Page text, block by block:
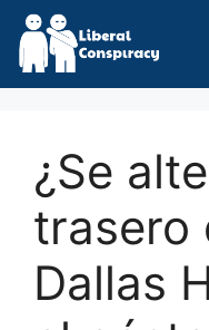
Skip
content
¿Se
trasero
Dallas